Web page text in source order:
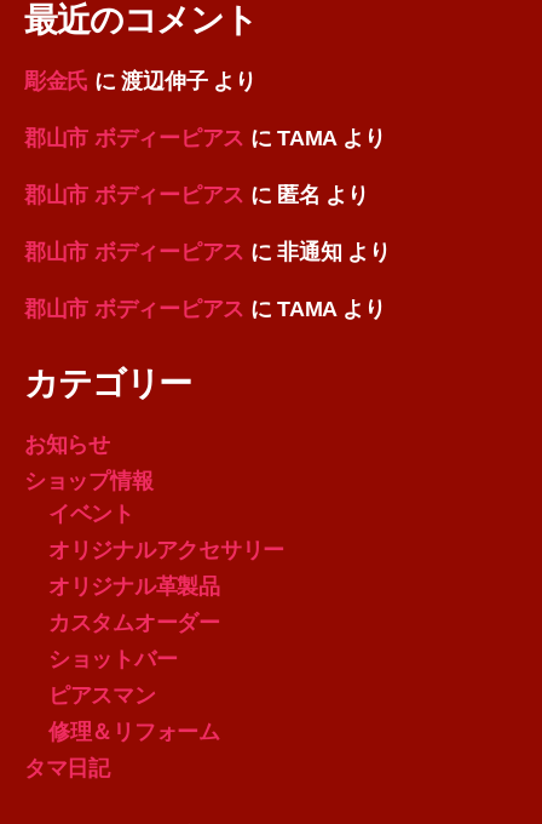
最近のコメント
彫金氏 に渡辺伸子より
郡山市 ボディーピアス にTAMAより
郡山市 ボディーピアス に 匿名 より
郡山市 ボディーピアス に非通知 より
郡山市 ボディーピアス にTAMAより
カテゴリー
お知らせ
ショップ情報
イベント
オリジナルアクセサリー
オリジナル革製品
カスタムオーダー
ショットバー
ピアスマン
修理＆リフォーム
タマ日記